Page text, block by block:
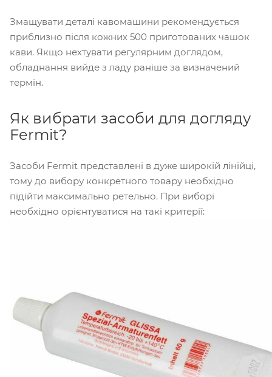
Змащувати деталі кавомашини рекомендується
приблизно після кожних 500 приготованих чашок
кави. Якщо нехтувати регулярним доглядом,
обладнання вийде з ладу раніше за визначений
термін.
Як вибрати засоби для догляду
Fermit?
Засоби Fermit представлені в дуже широкій лінійці,
тому до вибору конкретного товару необхідно
підійти максимально ретельно. При виборі
необхідно орієнтуватися на такі критерії: